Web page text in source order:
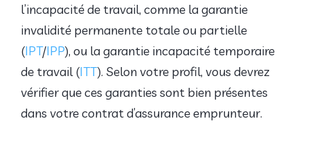
l’incapacité de travail, comme la garantie
invalidité permanente totale ou partielle
(IPT/IPP), ou la garantie incapacité temporaire
de travail (ITT). Selon votre profil, vous devrez
vérifier que ces garanties sont bien présentes
dans votre contrat d’assurance emprunteur.